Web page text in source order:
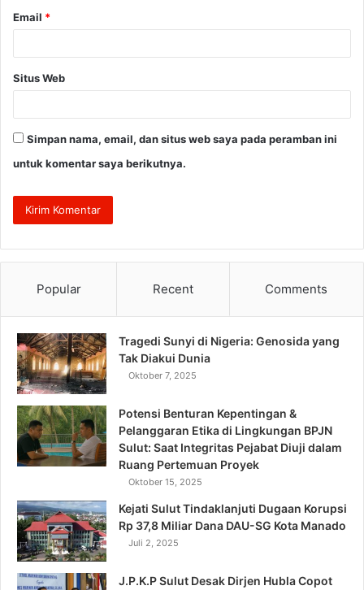
Email *
Situs Web
Simpan nama, email, dan situs web saya pada peramban ini
untuk komentar saya berikutnya.
Popular Recent Comments
Tragedi Sunyi di Nigeria: Genosida yang
Tak Diakui Dunia
Oktober 7, 2025
Potensi Benturan Kepentingan &
Pelanggaran Etika di Lingkungan BPJN
Sulut: Saat Integritas Pejabat Diuji dalam
Ruang Pertemuan Proyek
Oktober 15, 2025
Kejati Sulut Tindaklanjuti Dugaan Korupsi
Rp 37,8 Miliar Dana DAU-SG Kota Manado
Juli 2, 2025
J.P.K.P Sulut Desak Dirjen Hubla Copot